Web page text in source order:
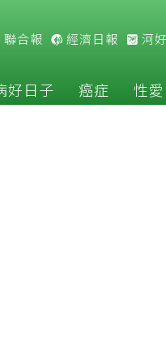
聯合報 經濟日報 河
好日子 癌症 性愛